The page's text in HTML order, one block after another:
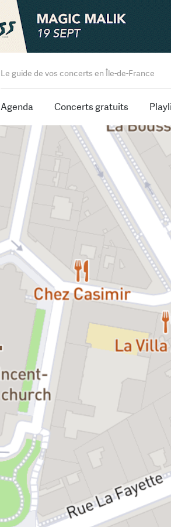
Le guide de vos concerts en Île-de-France
Agenda Concerts gratuits